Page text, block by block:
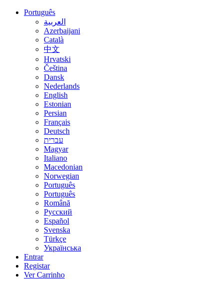
Português
العربية
Azerbaijani
Català
中文
Hrvatski
Čeština
Dansk
Nederlands
English
Estonian
Persian
Français
Deutsch
עברית
Magyar
Italiano
Macedonian
Norwegian
Português
Português
Română
Русский
Español
Svenska
Türkçe
Українська
Entrar
Registar
Ver Carrinho